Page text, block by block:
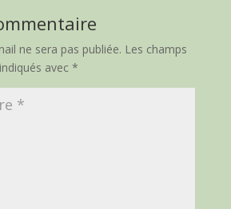
ne sera pas publiée. Les champs
avec *